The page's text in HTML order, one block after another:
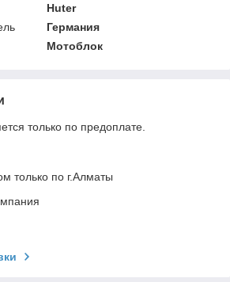
Huter
Германия
Мотоблок
только по предоплате.
только по г.Алматы